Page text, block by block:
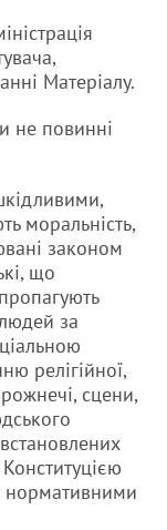
Матеріалу.
не повинні
моральність,
законом
що
за
релігійної,
сцени,
нормативними